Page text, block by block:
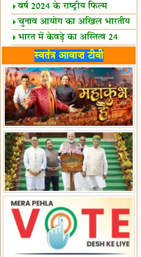
झंडीवर्ष 2024 के राष्ट्रीय फिल्म
पुरस्कारों की घोषणा
चुनाव आयोग का अखिल भारतीय
मीडिया सम्मेलन
भारत में केवड़े का अस्तित्‍व 24
लाख वर्ष!
लखनऊ में 'एक राष्ट्र एक चुनाव'
पर बैठक
विधानमंडल लोकतंत्र की पाठशाला
हैं-बिरला
'द वॉयस ऑफ जस्टिस: जस्टिस
गवई स्पीक्स'
राष्ट्रीय युद्ध स्मारक से 'शौर्य विजय
यात्रा' शुरू
भारत जापान में रक्षा संबंधों का
विस्तार
'एनसीसी को मजबूत करना राष्ट्रीय
जिम्मेदारी'
भारत-ऑस्ट्रेलिया ने खेल संबंधों का
जश्न मनाया
'भारत को फुटबॉल में भी वैश्विक
पहचान दिलाएं'
अल्पसंख्यक मंत्री ने की हज
नीति-2027 की घोषणा
राखीगढ़ी में मिले मानव कंकाल
अवशेष
राष्ट्रपति ने कूनो उद्यान में चीता
प्रबंधन देखा
एमआईएफएफ में फ़िल्म गुदगुदी का
प्रीमियर
स्वतंत्र आवाज़ टीवी